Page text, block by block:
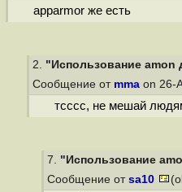
apparmor же есть
2. "Использование amon
Сообщение от mma on 26-
тсссс, не мешай
7. "Использование
Сообщение от sa10